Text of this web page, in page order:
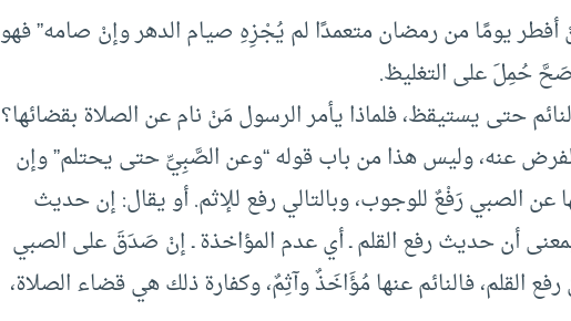
أفطر يومًا من رمضان متعمدًا لم يُجْزِهِ صيام الدهر وإنْ صامه” فهو
حُمِلَ على التغليظ.
حتى يستيقظ، فلماذا يأمر الرسول مَنْ نام عن الصلاة بقضائها؟
الفرض عنه، وليس هذا من باب قوله “وعن الصَّبِيِّ حتى يحتلم” وإن
عن الصبي رَفْعٌ للوجوب، وبالتالي رفع للإثم. أو يقال: إن حديث
أن حديث رفع القلم ـ أي عدم المؤاخذة ـ إنْ صَدَقَ على الصبي
القلم، فالنائم عنها مُؤَاخَذٌ وآثِمٌ، وكفارة ذلك هي قضاء الصلاة،